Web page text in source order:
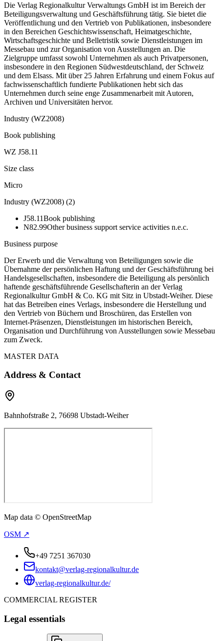
Die Verlag Regionalkultur Verwaltungs GmbH ist im Bereich der
Beteiligungsverwaltung und Geschäftsführung tätig. Sie bietet die
Veröffentlichung und den Vertrieb von Publikationen, insbesondere
in den Bereichen Geschichtswissenschaft, Heimatgeschichte,
Wirtschaftsgeschichte und Belletristik sowie Dienstleistungen im
Messebau und zur Organisation von Ausstellungen an. Die
Zielgruppe umfasst sowohl Unternehmen als auch Privatpersonen,
insbesondere in den Regionen Südwestdeutschland, der Schweiz
und dem Elsass. Mit über 25 Jahren Erfahrung und einem Fokus auf
fachwissenschaftlich fundierte Publikationen hebt sich das
Unternehmen durch seine enge Zusammenarbeit mit Autoren,
Archiven und Universitäten hervor.
Industry (WZ2008)
Book publishing
WZ J58.11
Size class
Micro
Industry (WZ2008) (2)
J58.11Book publishing
N82.99Other business support service activities n.e.c.
Business purpose
Der Erwerb und die Verwaltung von Beteiligungen sowie die
Übernahme der persönlichen Haftung und der Geschäftsführung bei
Handelsgesellschaften, insbesondere die Beteiligung als persönlich
haftende geschäftsführende Gesellschafterin an der Verlag
Regionalkultur GmbH & Co. KG mit Sitz in Ubstadt-Weiher. Diese
hat das Betreiben eines Verlags, insbesondere die Herstellung und
den Vertrieb von Büchern und Broschüren, das Erstellen von
Internet-Präsenzen, Dienstleistungen im historischen Bereich,
Organisation und Durchführung von Ausstellungen sowie Messebau
zum Zweck.
MASTER DATA
Address & Contact
Bahnhofstraße 2, 76698 Ubstadt-Weiher
Map data © OpenStreetMap
OSM ↗
+49 7251 367030
kontakt@verlag-regionalkultur.de
verlag-regionalkultur.de/
COMMERCIAL REGISTER
Legal essentials